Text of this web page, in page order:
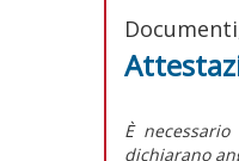
È necessario
dichiarano